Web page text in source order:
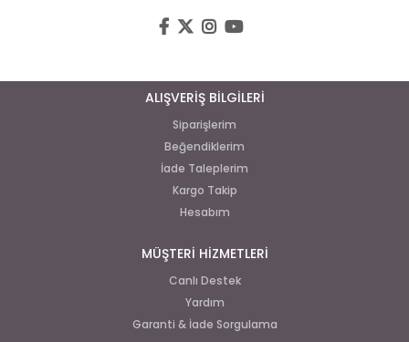
ALIŞVERİŞ BİLGİLERİ
Siparişlerim
Beğendiklerim
İade Taleplerim
Kargo Takip
Hesabım
MÜŞTERİ HİZMETLERİ
Canlı Destek
Yardım
Garanti & İade Sorgulama